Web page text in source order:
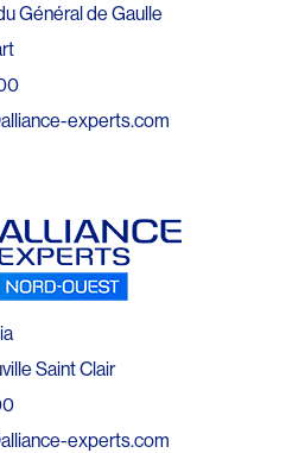
Général de Gaulle
experts.com
Saint Clair
experts.com